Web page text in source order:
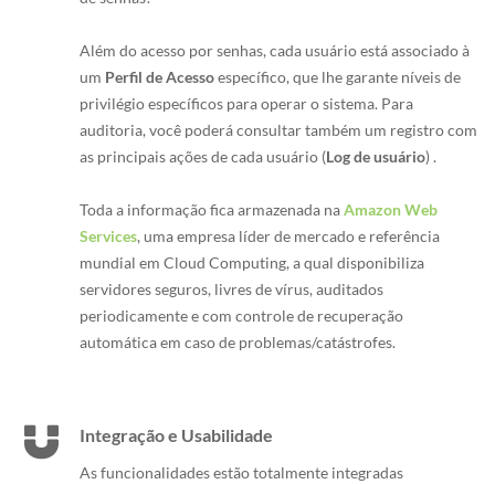
Além do acesso por senhas, cada usuário está associado à
um Perfil de Acessoespecífico, que lhe garante níveis de
privilégio específicos para operar o sistema. Para
auditoria, você poderá consultar também um registro com
as principais ações de cada usuário (Log de usuário) .
Toda a informação fica armazenada naAmazon Web
Services, uma empresa líder de mercado e referência
mundial em Cloud Computing, a qual disponibiliza
servidores seguros, livres de vírus, auditados
periodicamente e com controle de recuperação
automática em caso de problemas/catástrofes.
Integração e Usabilidade
As funcionalidades estão totalmente integradas